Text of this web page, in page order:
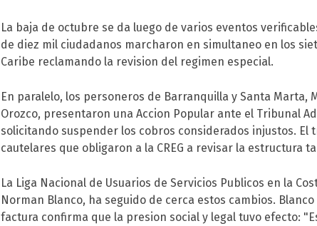
La baja de octubre se da luego de varios eventos
de diez mil ciudadanos marcharon en simultaneo en los
Caribe reclamando la revision del regimen especial.
En paralelo, los personeros de Barranquilla y Santa Marta,
Orozco, presentaron una Accion Popular ante el Tribunal
solicitando suspender los cobros considerados injustos. El
cautelares que obligaron a la CREG a revisar la estructura
La Liga Nacional de Usuarios de Servicios Publicos en la
Norman Blanco, ha seguido de cerca estos cambios.
factura confirma que la presion social y legal tuvo efecto: